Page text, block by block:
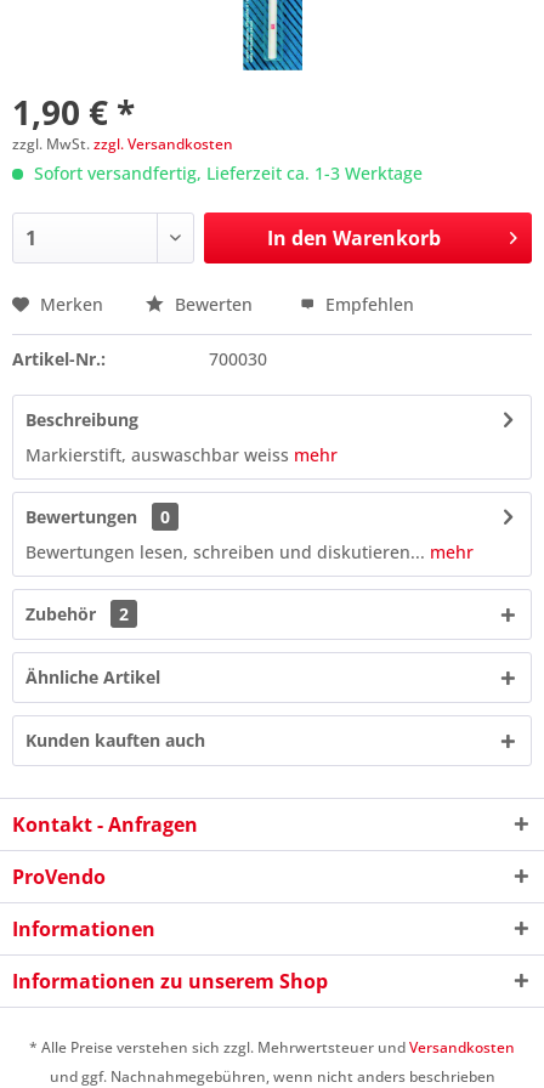
1,90 € *
zzgl. MwSt.zzgl. Versandkosten
Sofort versandfertig, Lieferzeit ca. 1-3 Werktage
In den Warenkorb
Preis anfragen
6 - 2 = ?
Merken Bewerten Empfehlen
Artikel-Nr.: 700030
Beschreibung
Markierstift, auswaschbar weiss mehr
Bewertungen
0
Bewertungen lesen, schreiben und diskutieren... mehr
Zubehör 2
Ähnliche Artikel
Kunden kauften auch
Kontakt - Anfragen
ProVendo
Informationen
Informationen zu unserem Shop
* Alle Preise verstehen sich zzgl. Mehrwertsteuer undVersandkosten
und ggf. Nachnahmegebühren, wenn nicht anders beschrieben